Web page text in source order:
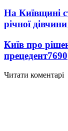
На Київщині
річної дівчини
Київ про
прецедент7690
Читати коментарі